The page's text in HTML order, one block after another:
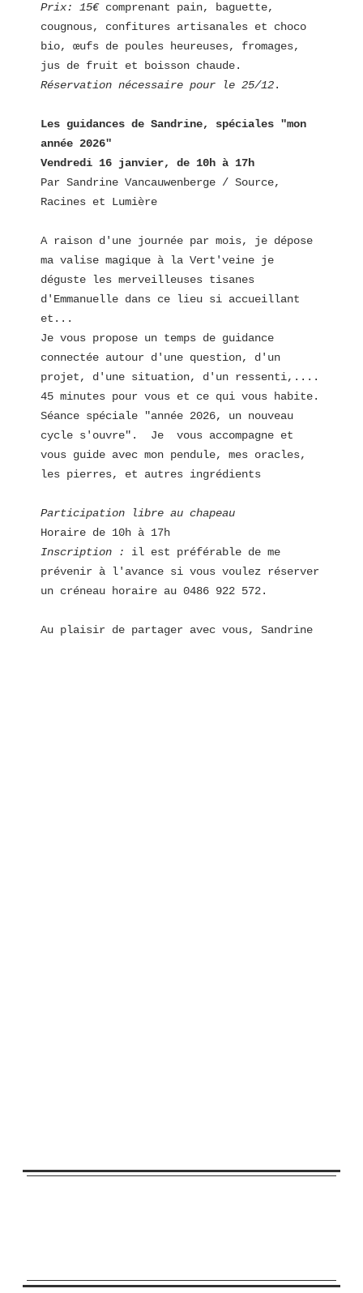
Prix: 15€ comprenant pain, baguette,
cougnous, confitures artisanales et choco
bio, œufs de poules heureuses, fromages,
jus de fruit et boisson chaude.
Réservation nécessaire pour le 25/12.
Les guidances de Sandrine, spéciales "mon
année 2026"
Vendredi 16 janvier, de 10h à 17h
Par Sandrine Vancauwenberge / Source,
Racines et Lumière
A raison d'une journée par mois, je dépose
ma valise magique à la Vert'veine je
déguste les merveilleuses tisanes
d'Emmanuelle dans ce lieu si accueillant
et...
Je vous propose un temps de guidance
connectée autour d'une question, d'un
projet, d'une situation, d'un ressenti,....
45 minutes pour vous et ce qui vous habite.
Séance spéciale "année 2026, un nouveau
cycle s'ouvre".  Je  vous accompagne et
vous guide avec mon pendule, mes oracles,
les pierres, et autres ingrédients
Participation libre au chapeau
Horaire de 10h à 17h
Inscription :
il est préférable de me
prévenir à l'avance si vous voulez réserver
un créneau horaire au 0486 922 572.
Au plaisir de partager avec vous, Sandrine